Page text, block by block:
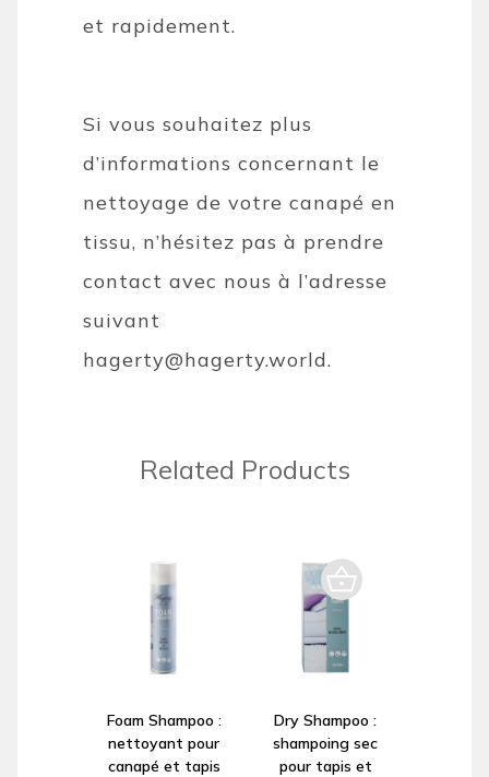
et rapidement.
Si vous souhaitez plus
d’informations concernant le
nettoyage de votre canapé en
tissu, n’hésitez pas à prendre
contact avec nous à l’adresse
suivant
hagerty@hagerty.world.
Related Products
Foam Shampoo :
nettoyant pour
canapé et tapis
Dry Shampoo :
shampoing sec
pour tapis et